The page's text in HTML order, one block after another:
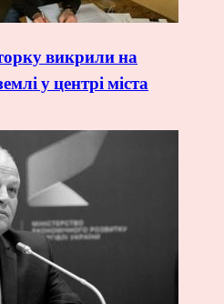
викрили на
у центрі міста